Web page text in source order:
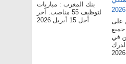
بنك المغرب : مباريات
لتوظيف 55 مناصب. آخر
أجل 15 أبريل 2026
على
جميع
في